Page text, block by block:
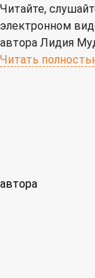
Читайте,
электронном
автора Лидия
Читать
автора